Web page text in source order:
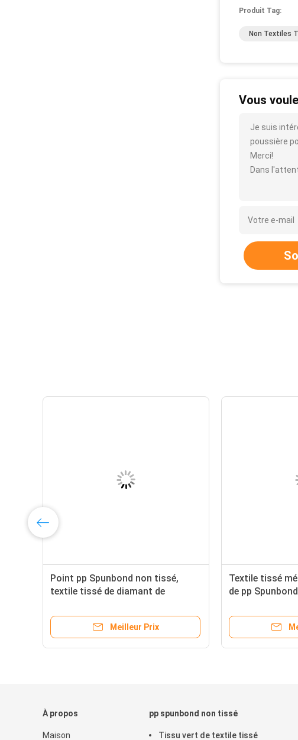
Produit Tag:
Non Textiles
Vous
Je suis
poussière
Merci!
Dans
Point pp Spunbond non tissé,
textile tissé de diamant de
Meilleur Prix
Textile tissé
de pp
À propos
Maison
pp spunbond non tissé
Tissu vert de textile tissé